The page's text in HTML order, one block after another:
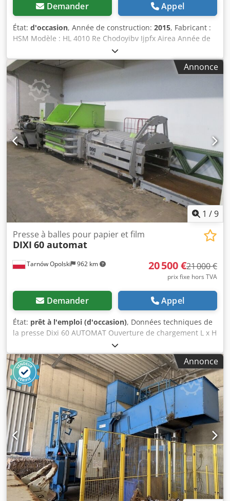
Demander Appel
État: d'occasion, Année de construction: 2015, Fabricant :
HSM Modèle : HL 4010 Re Chodoyibv Ijpfx Airea Année de
fabrication : 2015 Force de pressage : 40 t
Annonce
1 /9
Tarnów Opolski 962 km
Presse à balles pour papier et film
DIXI 60 automat
20 500 €21 000 €
prix fixe hors TVA
Demander Appel
État: prêt à l'emploi (d'occasion), Données techniques de
la presse Dixi 60 AUTOMAT Ouverture de chargement L x H
: 1550 x 1000 mm Puissance motrice : 31,5 kW Force de
pressage : 60 t Poids de la balle (selon matériau) : 350–600
kg Dimensions de la balle L x H x P (réglables) : 1100 x 800
x 300–1600 mm Temps de pressage/cycle : 13/24 s Poids de
la machine : 7000 kg Codjv Amw Njpfx Airoha
Annonce